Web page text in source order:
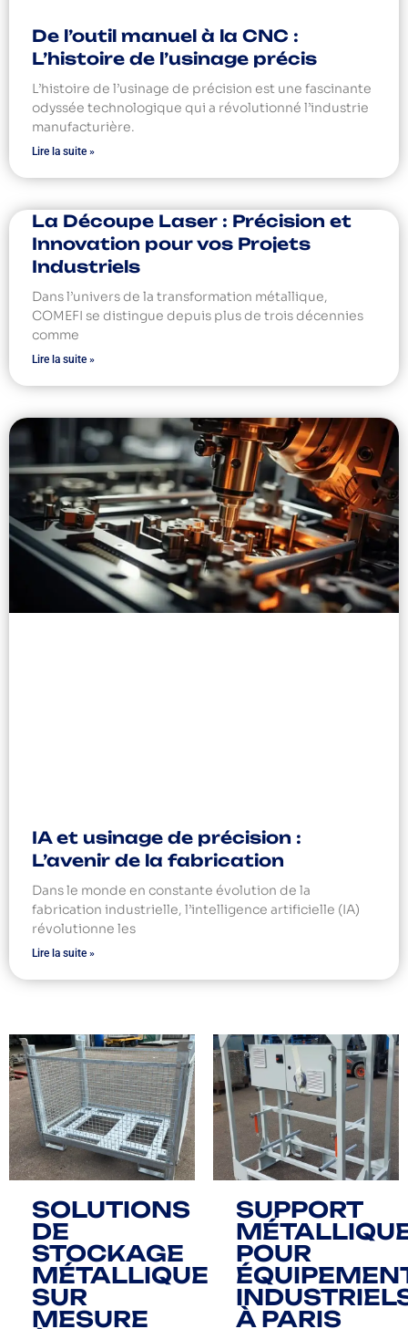
De l’outil manuel à la CNC :
L’histoire de l’usinage précis
L’histoire de l’usinage de précision est une fascinante
odyssée technologique qui a révolutionné l’industrie
manufacturière.
Lire la suite »
La Découpe Laser : Précision et
Innovation pour vos Projets
Industriels
Dans l’univers de la transformation métallique,
COMEFI se distingue depuis plus de trois décennies
comme
Lire la suite »
IA et usinage de précision :
L’avenir de la fabrication
Dans le monde en constante évolution de la
fabrication industrielle, l’intelligence artificielle (IA)
révolutionne les
Lire la suite »
SOLUTIONS
DE
STOCKAGE
MÉTALLIQUE
SUR
MESURE
SUPPORT
POUR
À PARIS